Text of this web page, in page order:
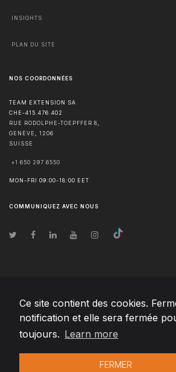
Ce site contient des cookies.
notification et elle sera fermée
toujours. Learn more
FERMER
INSIGHTS
PLAN DU SITE
NOS COORDONNÉES
TEAM EXTENSION SA
CHE-415.476.402
RUE RODOLPHE-TOEPFFER 8,
GENÈVE
1206
SUISSE
+1 650 297 6550
MON-FRI 09:00-18:00 EET
COMMUNIQUEZ AVEC NOUS
© Droits d'auteur2026 Team Extension SA France-
Changelog● En utilisant ce site, vous acceptez nos
de confidentialité